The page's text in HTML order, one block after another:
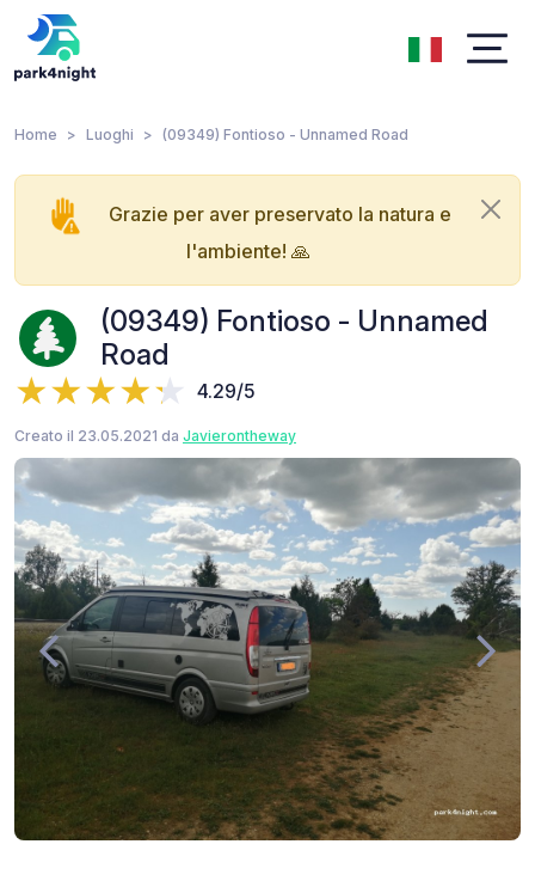
Home Luoghi (09349) Fontioso - Unnamed Road
Grazie per aver preservato la natura e
l'ambiente! 🙏
(09349) Fontioso - Unnamed
Road
4.29/5
Creato il 23.05.2021 da Javierontheway